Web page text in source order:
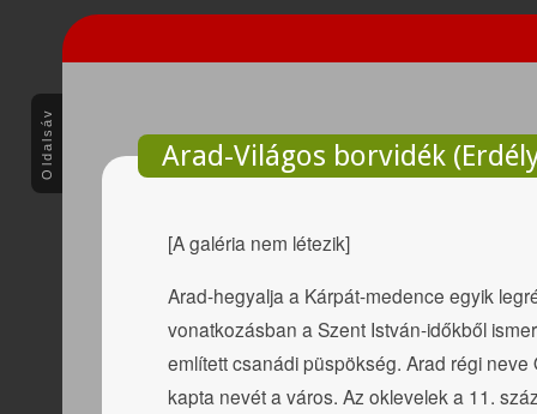
Oldalsáv Arad-Világos borvidék
[A galéria nem létezik]
Arad-hegyalja a Kárpát-medence egyik
vonatkozásban a Szent István-időkből
említett csanádi püspökség. Arad régi
kapta nevét a város. Az oklevelek a 11.